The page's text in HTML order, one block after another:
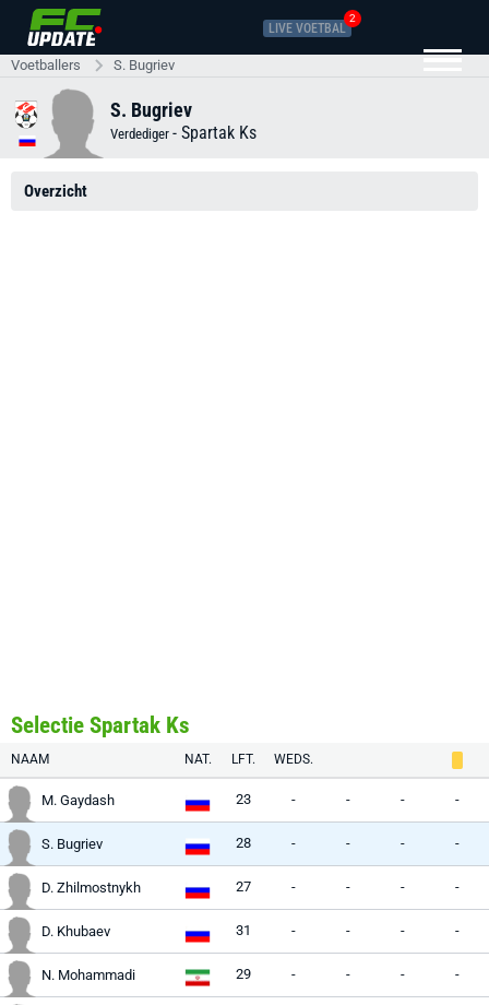
LIVE VOETBAL
2
Voetballers S. Bugriev
S. Bugriev
Verdediger - Spartak Ks
Overzicht
Selectie Spartak Ks
NAAM NAT. LFT. WEDS.
M. Gaydash 23 - - - -
S. Bugriev 28 - - - -
D. Zhilmostnykh 27 - - - -
D. Khubaev 31 - - - -
N. Mohammadi 29 - - - -